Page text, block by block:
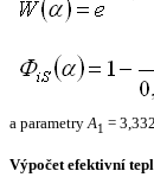
a parametryA1 =
Výpočet efektivní